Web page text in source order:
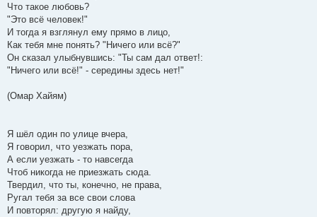
Что такое любовь?
"Это всё человек!"
И тогда я взглянул ему прямо в лицо,
Как тебя мне понять? "Ничего или всё?"
Он сказал улыбнувшись: "Ты сам дал ответ!:
"Ничего или всё!" - середины здесь нет!"
(Омар Хайям)
Я шёл один по улице вчера,
Я говорил, что уезжать пора,
А если уезжать - то навсегда
Чтоб никогда не приезжать сюда.
Твердил, что ты, конечно, не права,
Ругал тебя за все свои слова
И повторял: другую я найду,